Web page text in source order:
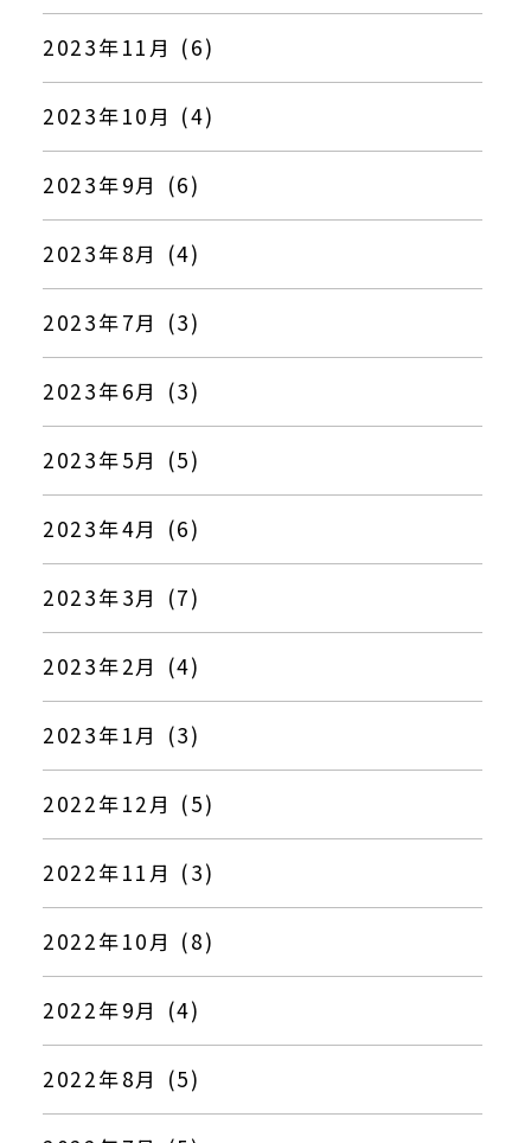
2023年11月 (6)
2023年10月 (4)
2023年9月 (6)
2023年8月 (4)
2023年7月 (3)
2023年6月 (3)
2023年5月 (5)
2023年4月 (6)
2023年3月 (7)
2023年2月 (4)
2023年1月 (3)
2022年12月 (5)
2022年11月 (3)
2022年10月 (8)
2022年9月 (4)
2022年8月 (5)